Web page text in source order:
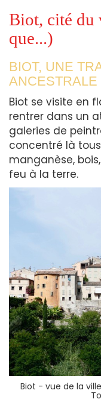
Biot, cité du
que...)
BIOT, UNE
ANCESTRALE
Biot se visite en
rentrer dans un
galeries de
concentré là
manganèse,
feu à la terre.
Biot - vue de la